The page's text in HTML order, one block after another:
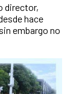
director,
hace
embargo no